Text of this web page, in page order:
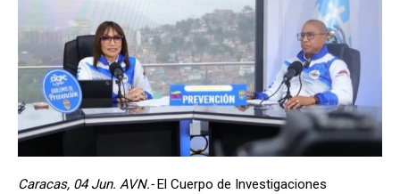
Caracas, 04 Jun. AVN.-El Cuerpo de Investigaciones